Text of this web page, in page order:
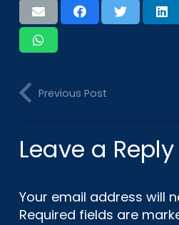
Previous Post
Leave a Reply
Your email address will
Required fields are